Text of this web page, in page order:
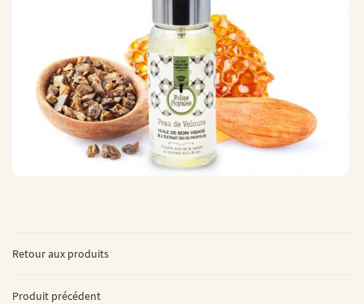
PRESTATIONS
GAMMES SOINS
Une question ?
Retour aux produits
Produit précédent